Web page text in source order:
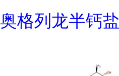
奥格列龙半钙盐